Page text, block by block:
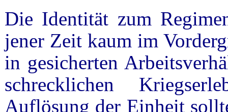
Die Identität zum
jener Zeit kaum im
in gesicherten
schrecklichen
Auflösung der Einheit